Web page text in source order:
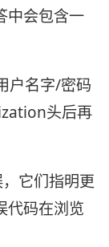
中会包含一
户名字/密码
头后再
它们指明更
代码在浏览